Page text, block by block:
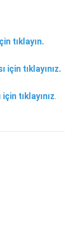
tıklayın.
için tıklayınız.
tıklayınız.